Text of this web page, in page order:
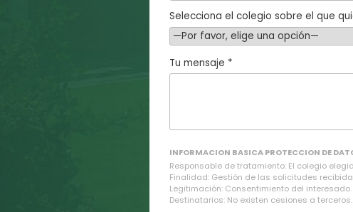
Selecciona el colegio sobre el que
Tu mensaje *
INFORMACION BASICA PROTECCION DE
Responsable de tratamiento: El colegio
Finalidad: Gestión de las solicitudes
Legitimación: Consentimiento del interesado.
Destinatarios: No existen cesiones a terceros.